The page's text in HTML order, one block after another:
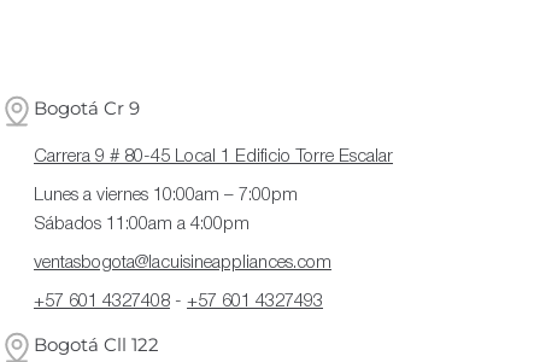
Bogotá Cr 9
Carrera 9 # 80-45 Local 1 Edificio Torre Escalar
Lunes a viernes 10:00am – 7:00pm
Sábados 11:00am a 4:00pm
ventasbogota@lacuisineappliances.com
+57 601 4327408 - +57 601 4327493
Bogotá Cll 122